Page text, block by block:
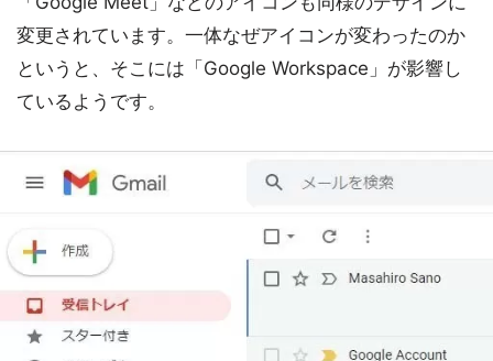
変更されています。一体なぜアイコンが変わったのか
というと、そこには「Google Workspace」が影響し
ているようです。